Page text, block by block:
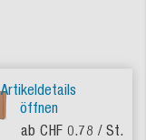
Artikeldetails
öffnen
ab CHF 0.78 / St.